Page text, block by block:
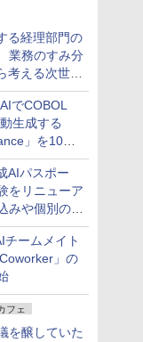
る経理部門の
業務のすみ分
考える次世代
略
でCOBOL
生成する
」を10月
AIパスポー
をリニューア
や個別の支
ームメイト
」の
フェ
を醸していた